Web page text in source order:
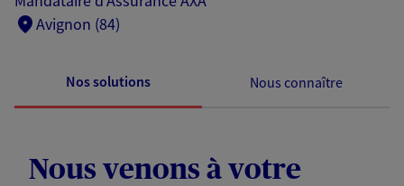
Avignon (84)
Nos solutions Nous connaître
Nous venons à votre